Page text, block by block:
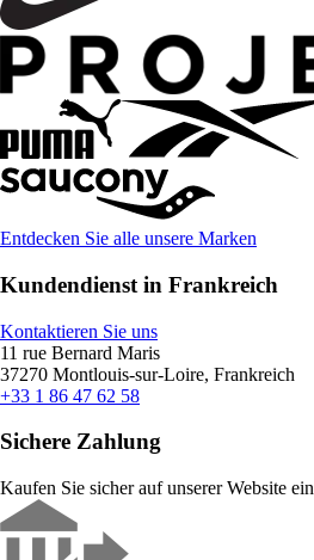
Entdecken Sie alle unsere Marken
Kundendienst in Frankreich
Kontaktieren Sie uns
11 rue Bernard Maris
37270 Montlouis-sur-Loire, Frankreich
+33 1 86 47 62 58
Sichere Zahlung
Kaufen Sie sicher auf unserer Website ein